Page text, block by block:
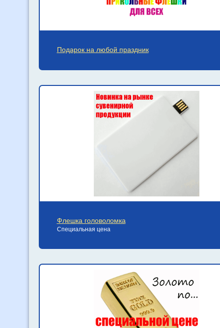
Подарок на любой праздник
Флешка головоломка
Специальная цена